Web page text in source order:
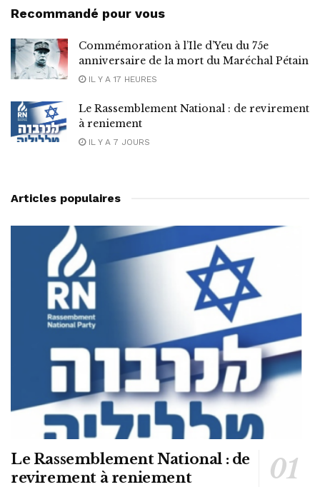
Recommandé pour vous
Commémoration à l’Ile d’Yeu du 75e
anniversaire de la mort du Maréchal Pétain
IL Y A 17 HEURES
Le Rassemblement National : de revirement
à reniement
IL Y A 7 JOURS
Articles populaires
Le Rassemblement National : de
revirement à reniement